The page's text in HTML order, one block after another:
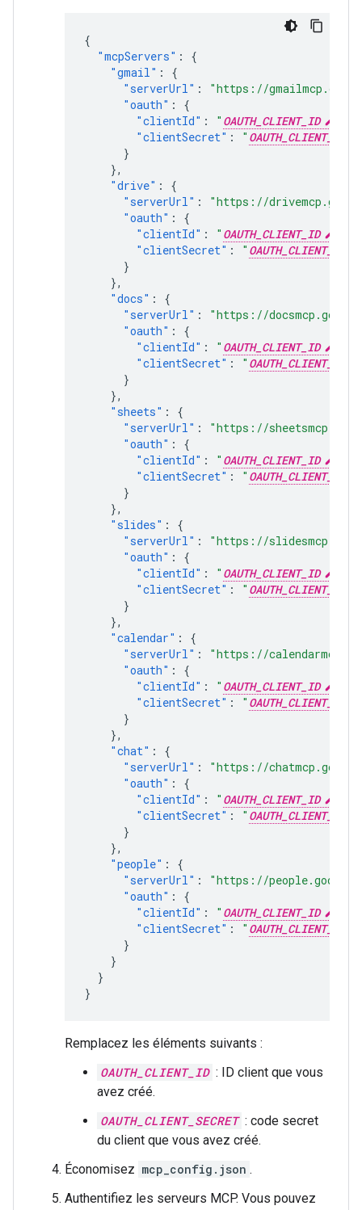
{
"mcpServers" :
{
"gmail" :
{
"serverUrl" :
"https://
"oauth" :
{
"clientId" : " OAUTH_CLIENT_ID
"clientSecret" : "
}
},
"drive" :
{
"serverUrl" :
"https://
"oauth" :
{
"clientId" : " OAUTH_CLIENT_ID
"clientSecret" : "
}
},
"docs" :
{
"serverUrl" :
"https://
"oauth" :
{
"clientId" : " OAUTH_CLIENT_ID
"clientSecret" : "
}
},
"sheets" :
{
"serverUrl" :
"https://
"oauth" :
{
"clientId" : " OAUTH_CLIENT_ID
"clientSecret" : "
}
},
"slides" :
{
"serverUrl" :
"https://
"oauth" :
{
"clientId" : " OAUTH_CLIENT_ID
"clientSecret" : "
}
},
"calendar" :
{
"serverUrl" :
"https://
"oauth" :
{
"clientId" : " OAUTH_CLIENT_ID
"clientSecret" : "
}
},
"chat" :
{
"serverUrl" :
"https://
"oauth" :
{
"clientId" : " OAUTH_CLIENT_ID
"clientSecret" : "
}
},
"people" :
{
"serverUrl" :
"https://
"oauth" :
{
"clientId" : " OAUTH_CLIENT_ID
"clientSecret" : "
}
}
}
}
Remplacez les éléments suivants :
OAUTH_CLIENT_ID : ID client que vous
avez créé.
OAUTH_CLIENT_SECRET : code secret
du client que vous avez créé.
Économisez mcp_config.json .
Authentifiez les serveurs MCP. Vous pouvez